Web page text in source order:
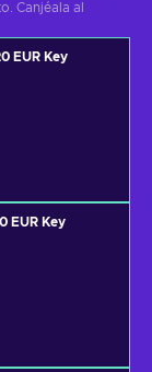
Canjéala al
EUR Key
EUR Key